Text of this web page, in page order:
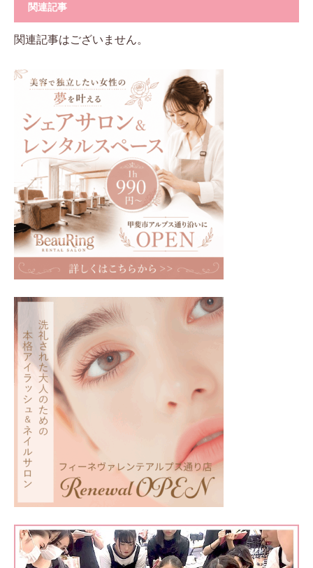
関連記事
関連記事はございません。